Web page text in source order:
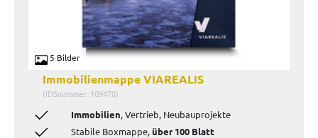
5 Bilder
Immobilienmappe VIAREALIS
(IDSnummer: 109470)
Immobilien, Vertrieb, Neubauprojekte
Stabile Boxmappe,über 100 Blatt